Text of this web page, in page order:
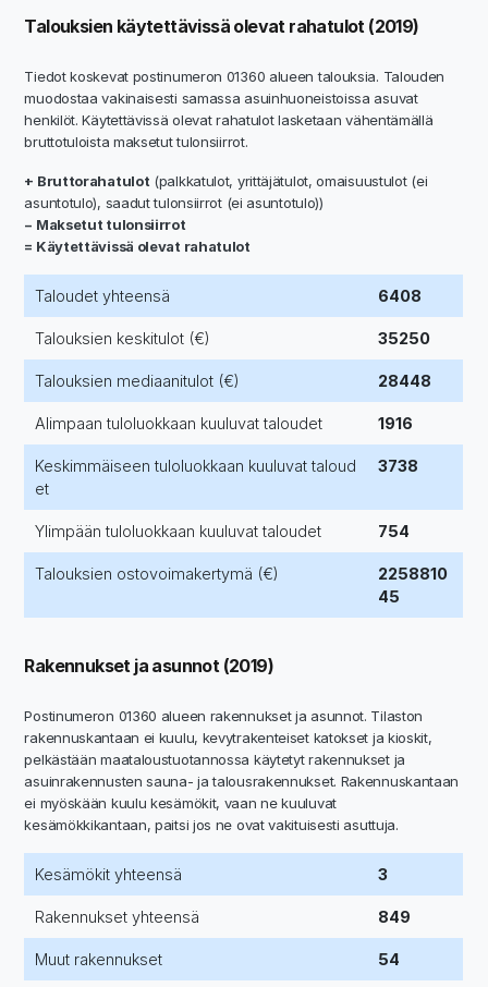
Talouksien käytettävissä olevat rahatulot (2019)
Tiedot koskevat postinumeron 01360 alueen talouksia. Talouden
muodostaa vakinaisesti samassa asuinhuoneistoissa asuvat
henkilöt. Käytettävissä olevat rahatulot lasketaan vähentämällä
bruttotuloista maksetut tulonsiirrot.
+ Bruttorahatulot (palkkatulot, yrittäjätulot, omaisuustulot (ei
asuntotulo), saadut tulonsiirrot (ei asuntotulo))
− Maksetut tulonsiirrot
= Käytettävissä olevat rahatulot
Taloudet yhteensä 6408
Talouksien keskitulot (€) 35250
Talouksien mediaanitulot (€) 28448
Alimpaan tuloluokkaan kuuluvat taloudet 1916
Keskimmäiseen tuloluokkaan kuuluvat taloud
et
3738
Ylimpään tuloluokkaan kuuluvat taloudet 754
Talouksien ostovoimakertymä (€)
2258810
45
Rakennukset ja asunnot (2019)
Postinumeron 01360 alueen rakennukset ja asunnot. Tilaston
rakennuskantaan ei kuulu, kevytrakenteiset katokset ja kioskit,
pelkästään maataloustuotannossa käytetyt rakennukset ja
asuinrakennusten sauna- ja talousrakennukset. Rakennuskantaan
ei myöskään kuulu kesämökit, vaan ne kuuluvat
kesämökkikantaan, paitsi jos ne ovat vakituisesti asuttuja.
Kesämökit yhteensä 3
Rakennukset yhteensä 849
Muut rakennukset 54